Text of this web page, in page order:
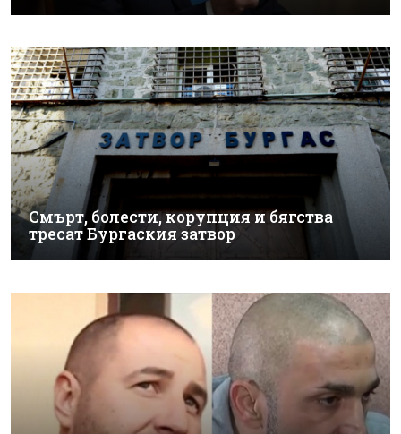
Смърт, болести, корупция и бягства
тресат Бургаския затвор